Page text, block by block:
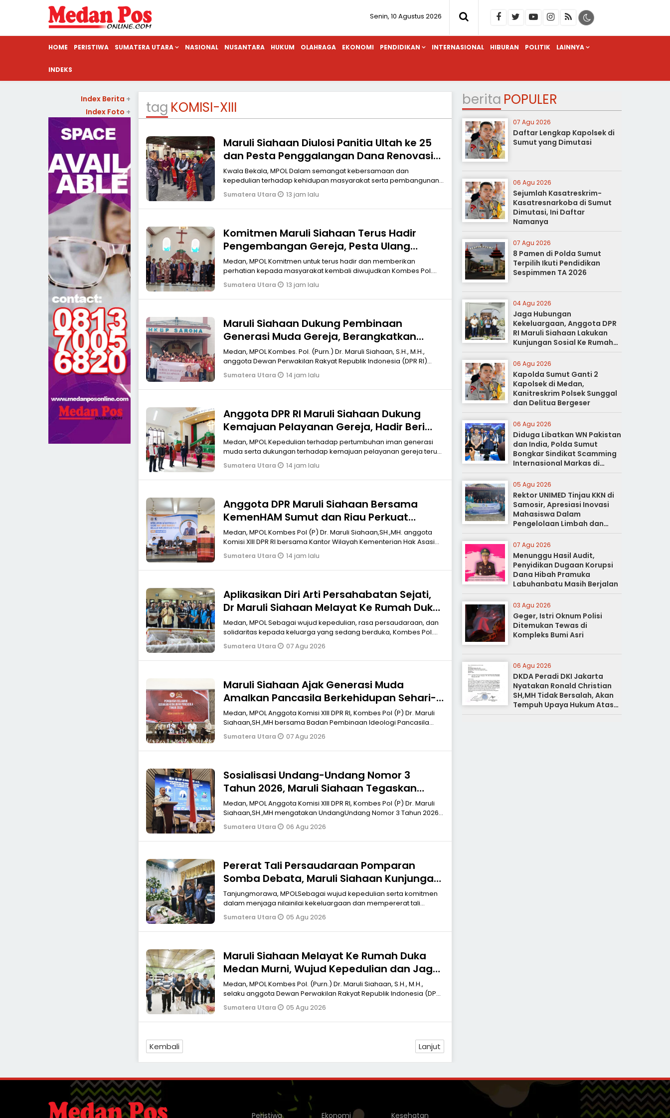
Senin, 10 Agustus 2026
HOME PERISTIWA SUMATERA UTARA NASIONAL NUSANTARA HUKUM OLAHRAGA EKONOMI PENDIDIKAN INTERNASIONAL HIBURAN POLITIK LAINNYA
INDEKS
tag KOMISI-XIII
Maruli Siahaan Diulosi Panitia Ultah ke 25
dan Pesta Penggalangan Dana Renovasi
GKPI Jemaat Immanuel Resort Kwala
Bekala
Kwala Bekala, MPOL Dalam semangat kebersamaan dan
kepedulian terhadap kehidupan masyarakat serta pembangunan
rumah ibadah, Kombes. Pol. (P
Sumatera Utara 13 jam lalu
Komitmen Maruli Siahaan Terus Hadir
Pengembangan Gereja, Pesta Ulang
Tahun ke 22 Dan Pembangunan HKBP Eben
Ezer Martoba Beri Bantuan
Medan, MPOL Komitmen untuk terus hadir dan memberikan
perhatian kepada masyarakat kembali diwujudkan Kombes Pol.
(Purn.) Dr. Maruli Siahaa
Sumatera Utara 13 jam lalu
Maruli Siahaan Dukung Pembinaan
Generasi Muda Gereja, Berangkatkan
Wisata Rohani ASM HKBP Saroha Medan
Medan, MPOL Kombes. Pol. (Purn.) Dr. Maruli Siahaan, S.H., M.H.,
anggota Dewan Perwakilan Rakyat Republik Indonesia (DPR RI)
Komisi XIII F
Sumatera Utara 14 jam lalu
Anggota DPR RI Maruli Siahaan Dukung
Kemajuan Pelayanan Gereja, Hadir Beri
Kontribusi Pembangunan GSM HKBP
Sempurna Medan
Medan, MPOL Kepedulian terhadap pertumbuhan iman generasi
muda serta dukungan terhadap kemajuan pelayanan gereja terus
ditunjukkan oleh Kom
Sumatera Utara 14 jam lalu
Anggota DPR Maruli Siahaan Bersama
KemenHAM Sumut dan Riau Perkuat
Pemahaman Tentang HAM
Medan, MPOL Kombes Pol (P) Dr. Maruli Siahaan,SH.,MH. anggota
Komisi XIII DPR RI bersama Kantor Wilayah Kementerian Hak Asasi
Manusia (Kem
Sumatera Utara 14 jam lalu
Aplikasikan Diri Arti Persahabatan Sejati,
Dr Maruli Siahaan Melayat Ke Rumah Duka
Ibunda Ketua DPD F SPTI-K SPSI Sumut
Medan, MPOL Sebagai wujud kepedulian, rasa persaudaraan, dan
solidaritas kepada keluarga yang sedang berduka, Kombes Pol.
(Purn.) Dr. Marul
Sumatera Utara 07 Agu 2026
Maruli Siahaan Ajak Generasi Muda
Amalkan Pancasila Berkehidupan Sehari-
Hari
Medan, MPOL Anggota Komisi XIII DPR RI, Kombes Pol (P) Dr. Maruli
Siahaan,SH.,MH bersama Badan Pembinaan Ideologi Pancasila
(BPIP) menggela
Sumatera Utara 07 Agu 2026
Sosialisasi Undang-Undang Nomor 3
Tahun 2026, Maruli Siahaan Tegaskan
Informan Wajib Dapat Perlindungan LPSK
Medan, MPOL Anggota Komisi XIII DPR RI, Kombes Pol (P) Dr. Maruli
Siahaan,SH.,MH mengatakan UndangUndang Nomor 3 Tahun 2026
tentang Perlin
Sumatera Utara 06 Agu 2026
Pererat Tali Persaudaraan Pomparan
Somba Debata, Maruli Siahaan Kunjungan
Sosial Ke Rumah Duka Anggota PPSD
Siahaan Sektor 1 Tamora
Tanjungmorawa, MPOLSebagai wujud kepedulian serta komitmen
dalam menjaga nilainilai kekeluargaan dan mempererat tali
persaudaraan di tenga
Sumatera Utara 05 Agu 2026
Maruli Siahaan Melayat Ke Rumah Duka
Medan Murni, Wujud Kepedulian dan Jaga
Nilai Kekeluargaan Warga Tionghoa
Medan, MPOL Kombes Pol. (Purn.) Dr. Maruli Siahaan, S.H., M.H.,
selaku anggota Dewan Perwakilan Rakyat Republik Indonesia (DPR
RI) Komisi
Sumatera Utara 05 Agu 2026
Kembali Lanjut
Index Berita +
Index Foto +
berita POPULER
07 Agu 2026
Daftar Lengkap Kapolsek di
Sumut yang Dimutasi
06 Agu 2026
Sejumlah Kasatreskrim-
Kasatresnarkoba di Sumut
Dimutasi, Ini Daftar
Namanya
07 Agu 2026
8 Pamen di Polda Sumut
Terpilih Ikuti Pendidikan
Sespimmen TA 2026
04 Agu 2026
Jaga Hubungan
Kekeluargaan, Anggota DPR
RI Maruli Siahaan Lakukan
Kunjungan Sosial Ke Rumah
Duka
06 Agu 2026
Kapolda Sumut Ganti 2
Kapolsek di Medan,
Kanitreskrim Polsek Sunggal
dan Delitua Bergeser
06 Agu 2026
Diduga Libatkan WN Pakistan
dan India, Polda Sumut
Bongkar Sindikat Scamming
Internasional Markas di
Apartemen Podomoro
05 Agu 2026
Rektor UNIMED Tinjau KKN di
Samosir, Apresiasi Inovasi
Mahasiswa Dalam
Pengelolaan Limbah dan
Pertanian Ramah Lingkungan
07 Agu 2026
Menunggu Hasil Audit,
Penyidikan Dugaan Korupsi
Dana Hibah Pramuka
Labuhanbatu Masih Berjalan
03 Agu 2026
Geger, Istri Oknum Polisi
Ditemukan Tewas di
Kompleks Bumi Asri
06 Agu 2026
DKDA Peradi DKI Jakarta
Nyatakan Ronald Christian
SH,MH Tidak Bersalah, Akan
Tempuh Upaya Hukum Atas
Pemberitaan Yang Tidak
Peristiwa Ekonomi Kesehatan